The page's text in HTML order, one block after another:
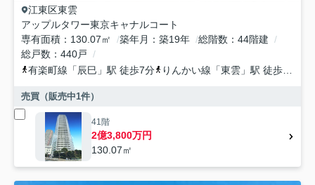
江東区東雲
アップルタワー東京キャナルコート
専有面積
130.07㎡ 築年月 築19年 総階数
44階建
総戸数
440戸
有楽町線 「 辰巳 」駅 徒歩7分 りんかい線 「東雲 」駅 徒歩11分
売買（販売中1件）
41階
2億3,800万円
130.07㎡